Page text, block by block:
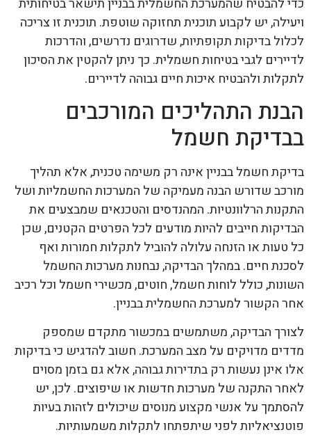
כדי להבטיח שהמערכת החשמלית בבניין תישאר בטיחותית
ויעילה, יש לקבוע תוכנית תחזוקה שוטפת. תוכנית זו צריכה
לכלול בדיקות תקופתיות, שדרוגים נדרשים, והדרכות
לדיירים לגבי בטיחות חשמלית. כך ניתן להקטין את הסיכון
לתקלות ולהבטיח איכות חיים גבוהה לדיירים.
הבנת התהליכים המורכבים
בבדיקת חשמל
בדיקת חשמל בבניין אינה רק משימה טכנית, אלא תהליך
מורכב שדורש הבנה מעמיקה של המערכות החשמליות ושל
התקנות הרלוונטיות. המהנדסים והטכנאים שמבצעים את
הבדיקות חייבים להיות מודעים לכל הפרטים הקטנים, שכן
כל טעות או הזנחה עלולה להוביל לתקלות חמורות ואף
לסכנת חיים. במהלך הבדיקה, נבחנות מערכות החשמל
השונות, כולל לוחות חשמל, חוטים, מכשירי חשמל וכל רכיב
אחר הקשור למערכת החשמלית בבניין.
לצורך הבדיקה, משתמשים במכשור מתקדם שמספק
מדדים מדויקים על מצב המערכת. חשוב להדגיש כי בדיקות
אלו אינן נעשות רק בתדירות גבוהה, אלא גם בזמן מסוים
לאחר התקנה של מערכות חדשות או שיפוצים. לכן, יש
להסתמך על אנשי מקצוע מנוסים שיכולים לזהות בעיות
פוטנציאליות לפני שיתפתחו לתקלות משמעותיות.